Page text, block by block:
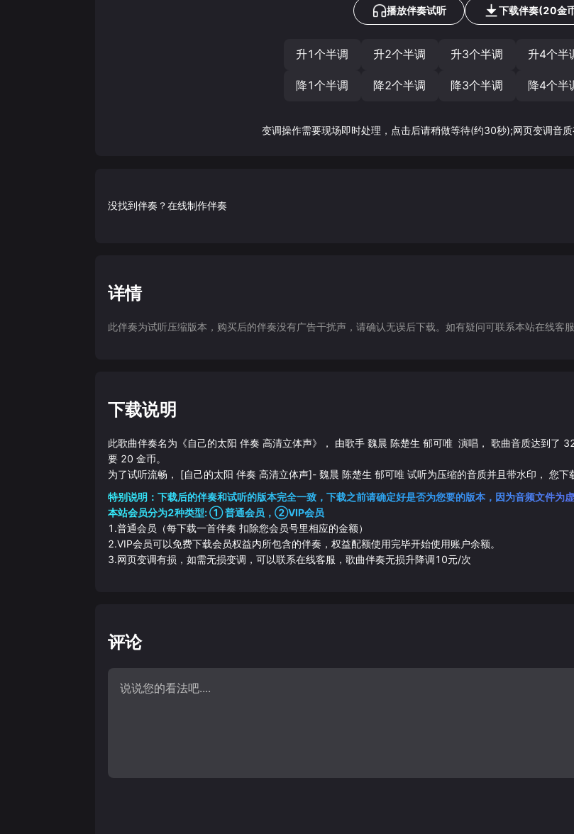
播放伴奏试听 下载伴奏(20金
升1个半调 升2个半调 升3个半调 升4个半
降1个半调 降2个半调 降3个半调 降4个半
变调操作需要现场即时处理，点击后请稍做等待(约30秒);网页变调音
没找到伴奏？在线制作伴奏
详情
此伴奏为试听压缩版本，购买后的伴奏没有广告干扰声，请确认无误后下载。如有疑问可联系本站在线
下载说明
此歌曲伴奏名为《自己的太阳 伴奏 高清立体声》， 由歌手 魏晨 陈楚生 郁可唯 演唱， 歌曲音质达到了
要 20 金币。
为了试听流畅， [自己的太阳 伴奏 高清立体声]- 魏晨 陈楚生 郁可唯 试听为压缩的音质并且带水印， 您下
特别说明：下载后的伴奏和试听的版本完全一致，下载之前请确定好是否为您要的版本，因为音频文件为
本站会员分为2种类型: ① 普通会员，②VIP会员
1.普通会员（每下载一首伴奏 扣除您会员号里相应的金额）
2.VIP会员可以免费下载会员权益内所包含的伴奏，权益配额使用完毕开始使用账户余额。
3.网页变调有损，如需无损变调，可以联系在线客服，歌曲伴奏无损升降调10元/次
评论